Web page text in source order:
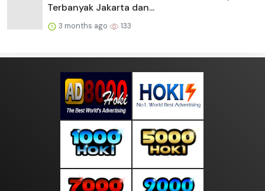
Terbanyak Jakarta dan...
3 months ago 133